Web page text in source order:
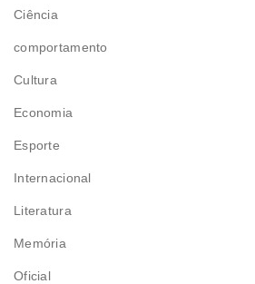
Ciência
comportamento
Cultura
Economia
Esporte
Internacional
Literatura
Memória
Oficial